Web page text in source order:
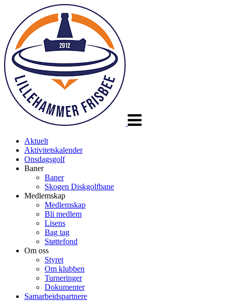
Aktuelt
Aktivitetskalender
Onsdagsgolf
Baner
Baner
Skogen Diskgolfbane
Medlemskap
Medlemskap
Bli medlem
Lisens
Bag tag
Støttefond
Om oss
Styret
Om klubben
Turneringer
Dokumenter
Samarbeidspartnere